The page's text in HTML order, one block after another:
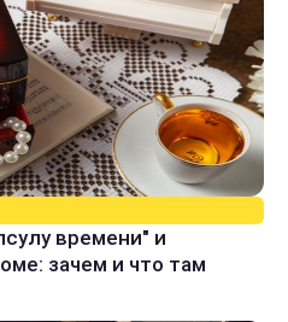
времени" и
зачем и что там